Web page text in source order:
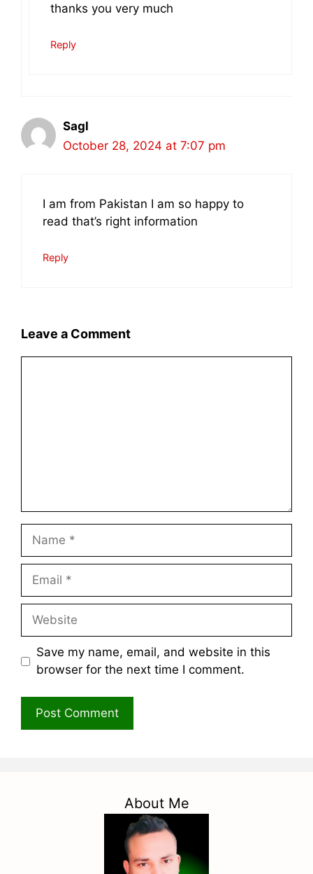
thanks you very much
Reply
Sagl
October 28, 2024 at 7:07 pm
I am from Pakistan I am so happy to
read that’s right information
Reply
Leave a Comment
Name
Email
Website
Save my name, email, and website in this
browser for the next time I comment.
About Me